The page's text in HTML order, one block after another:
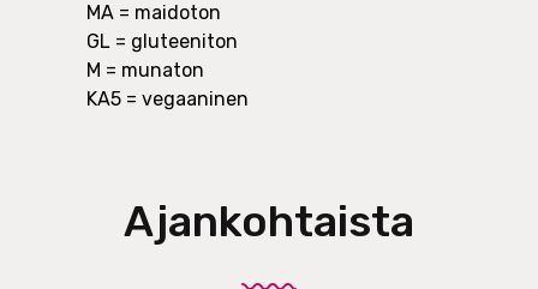
MA = maidoton
GL = gluteeniton
M = munaton
KA5 = vegaaninen
Ajankohtaista